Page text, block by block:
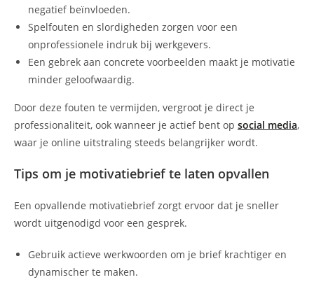
negatief beïnvloeden.
Spelfouten en slordigheden zorgen voor een
onprofessionele indruk bij werkgevers.
Een gebrek aan concrete voorbeelden maakt je motivatie
minder geloofwaardig.
Door deze fouten te vermijden, vergroot je direct je
professionaliteit, ook wanneer je actief bent op social media,
waar je online uitstraling steeds belangrijker wordt.
Tips om je motivatiebrief te laten opvallen
Een opvallende motivatiebrief zorgt ervoor dat je sneller
wordt uitgenodigd voor een gesprek.
Gebruik actieve werkwoorden om je brief krachtiger en
dynamischer te maken.